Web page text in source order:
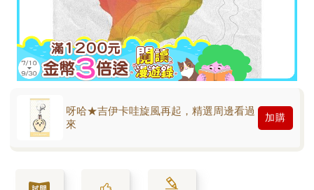
呀哈★吉伊卡哇旋風再起，精選周邊看過
來
加購